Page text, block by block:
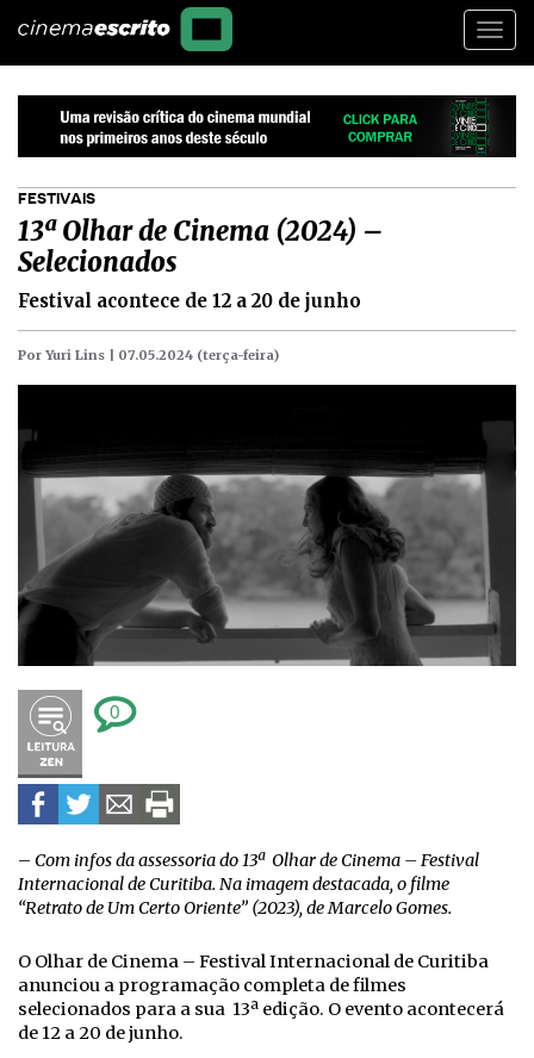
FESTIVAIS
13ª Olhar de Cinema (2024) –
Selecionados
Festival acontece de 12 a 20 de junho
Por Yuri Lins | 07.05.2024 (terça-feira)
0
– Com infos da assessoria do13ª Olhar de Cinema – Festival
Internacional de Curitiba. Na imagem destacada, o filme
“Retrato de Um Certo Oriente” (2023), de Marcelo Gomes.
O Olhar de Cinema – Festival Internacional de Curitiba
anunciou a programação completa de filmes
selecionados para a sua 13ª edição. O evento acontecerá
de 12 a 20 de junho.